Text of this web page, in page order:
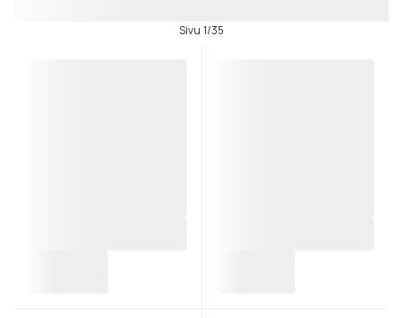
Sivu 1/35